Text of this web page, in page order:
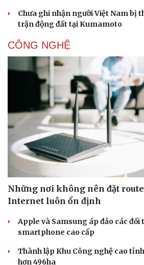
Chưa ghi nhận người Việt Nam bị
trận động đất tại Kumamoto
CÔNG NGHỆ
Những nơi không nên đặt
Internet luôn ổn định
Apple và Samsung áp đảo các
smartphone cao cấp
Thành lập Khu Công nghệ cao
hơn 496ha